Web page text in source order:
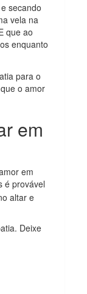
secando
vela na
que ao
enquanto
para o
o amor
em
em
é provável
altar e
Deixe